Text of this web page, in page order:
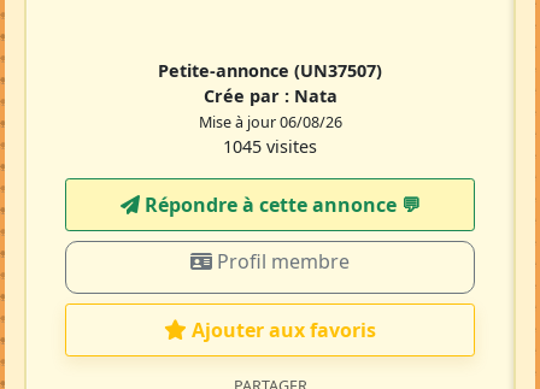
Petite-annonce (UN37507)
Crée par : Nata
Mise à jour 06/08/26
1045 visites
Répondre à cette annonce 💬​
Profil membre
Ajouter aux favoris